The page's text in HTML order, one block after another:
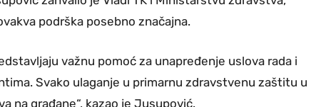
podrška posebno značajna.
važnu pomoć za unapređenje uslova rada i
Svako ulaganje u primarnu zdravstvenu zaštitu u
na građane“, kazao je Jusupović.